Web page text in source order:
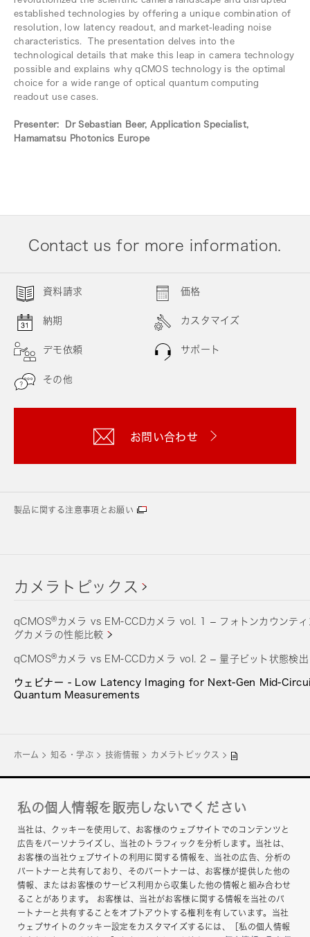
established technologies by offering a unique combination of
resolution, low latency readout, and market-leading noise
characteristics. The presentation delves into the
technological details that make this leap in camera technology
possible and explains why qCMOS technology is the optimal
choice for a wide range of optical quantum computing
readout use cases.
Presenter: Dr Sebastian Beer, Application Specialist,
Hamamatsu Photonics Europe
Contact us for more information.
資料請求 価格
納期 カスタマイズ
デモ依頼 サポート
その他
お問い合わせ
製品に関する注意事項とお願い
カメラトピックス
qCMOS® カメラ vs EM-CCDカメラ vol. 1 – フォトンカウンティ
グカメラの性能比較
qCMOS® カメラ vs EM-CCDカメラ vol. 2 – 量子ビット状態検出
ウェビナー - Low Latency Imaging for Next-Gen Mid-
Quantum Measurements
ホーム 知る・学ぶ 技術情報 カメラトピックス
企業サイト
お問い合わせ
グループプライバシーポリシー
このサイトについて
ヘルプ
私の個人情報を販売しないでください
当社は、クッキーを使用して、お客様のウェブサイトでのコンテンツと
広告をパーソナライズし、当社のトラフィックを分析します。当社は、
お客様の当社ウェブサイトの利用に関する情報を、当社の広告、分析の
パートナーと共有しており、そのパートナーは、お客様が提供した他の
情報、またはお客様のサービス利用から収集した他の情報と組み合わせ
ることがあります。 お客様は、当社がお客様に関する情報を当社のパ
ートナーと共有することをオプトアウトする権利を有しています。当社
ウェブサイトのクッキー設定をカスタマイズするには、［私の個人情報